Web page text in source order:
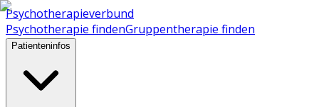
Psychotherapieverbund
Psychotherapie findenGruppentherapie finden
Patienteninfos